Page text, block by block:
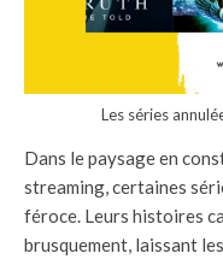
Les séries
Dans le paysage en
streaming, certaines
féroce. Leurs histoires
brusquement, laissant